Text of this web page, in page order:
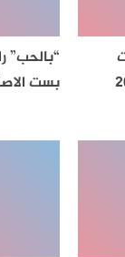
“بالحب”
بست الاصلي